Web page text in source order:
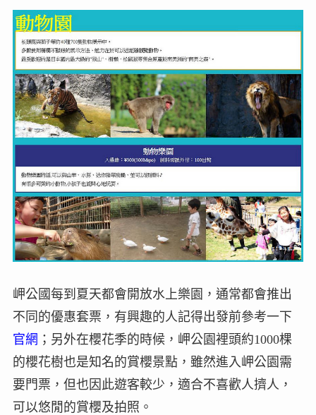
岬公國每到夏天都會開放水上樂園，通常都會推出
不同的優惠套票，有興趣的人記得出發前參考一下
官網 ；另外在櫻花季的時候，岬公園裡頭約1000棵
的櫻花樹也是知名的賞櫻景點，雖然進入岬公園需
要門票，但也因此遊客較少，適合不喜歡人擠人，
可以悠閒的賞櫻及拍照。